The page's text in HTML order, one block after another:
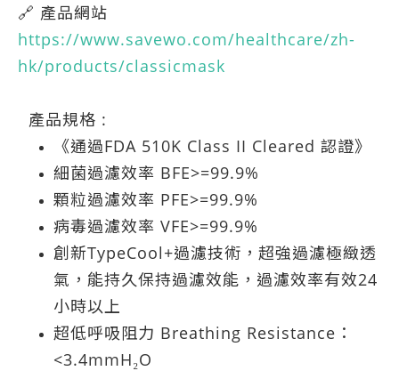
🔗 產品網站
https://www.savewo.com/healthcare/zh-
hk/products/classicmask
產品規格 :
《通過FDA 510K Class II Cleared 認證》
細菌過濾效率 BFE>=99.9%
顆粒過濾效率 PFE>=99.9%
病毒過濾效率 VFE>=99.9%
創新TypeCool+過濾技術，超強過濾極緻透
氣，能持久保持過濾效能，過濾效率有效24
小時以上
超低呼吸阻力 Breathing Resistance：
<3.4mmH₂O